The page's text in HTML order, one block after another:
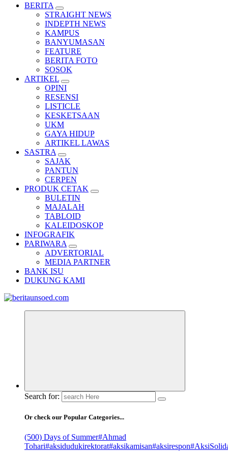
BERITA
STRAIGHT NEWS
INDEPTH NEWS
KAMPUS
BANYUMASAN
FEATURE
BERITA FOTO
SOSOK
ARTIKEL
OPINI
RESENSI
LISTICLE
KESKETSAAN
UKM
GAYA HIDUP
ARTIKEL LAWAS
SASTRA
SAJAK
PANTUN
CERPEN
PRODUK CETAK
BULETIN
MAJALAH
TABLOID
KALEIDOSKOP
INFOGRAFIK
PARIWARA
ADVERTORIAL
MEDIA PARTNER
BANK ISU
DUKUNG KAMI
Pemandu Wawasan Almamater
Search for:
Or check our Popular Categories...
(500) Days of Summer#Ahmad
Tohari#aksidudukirektorat#aksikamisan#aksirespon